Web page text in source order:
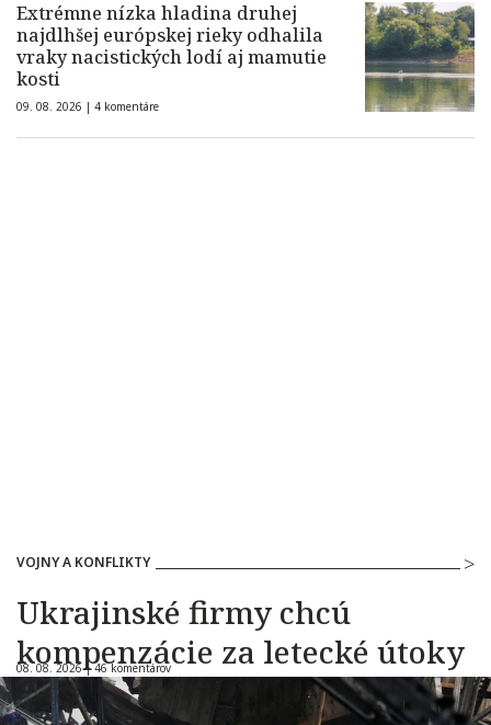
Extrémne nízka hladina druhej
najdlhšej európskej rieky odhalila
vraky nacistických lodí aj mamutie
kosti
09. 08. 2026 | 4 komentáre
VOJNY A KONFLIKTY
Ukrajinské firmy chcú
kompenzácie za letecké útoky
08. 08. 2026 |46 komentárov